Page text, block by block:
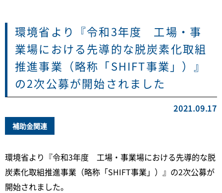
環境省より『令和3年度 工場・事
業場における先導的な脱炭素化取組
推進事業（略称「SHIFT事業」）』
の2次公募が開始されました
2021.09.17
補助金関連
環境省より『令和3年度 工場・事業場における先導的な脱
炭素化取組推進事業（略称「SHIFT事業」）』の2次公募が
開始されました。